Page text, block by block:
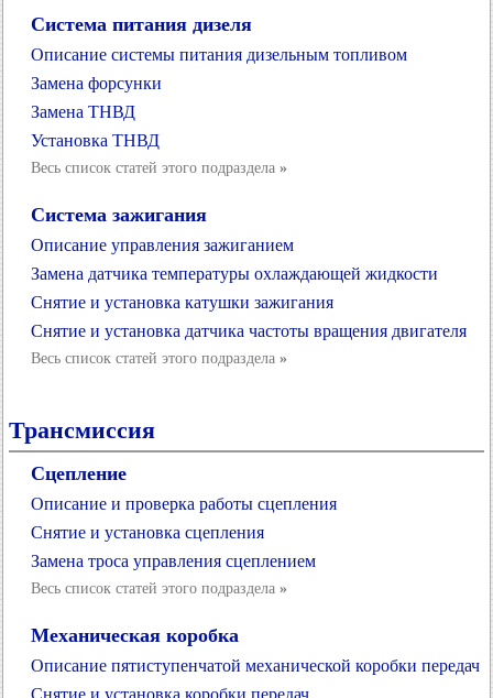
Система питания дизеля
Описание системы питания дизельным топливом
Замена форсунки
Замена ТНВД
Установка ТНВД
Весь список статей этого подраздела »
Система зажигания
Описание управления зажиганием
Замена датчика температуры охлаждающей жидкости
Снятие и установка катушки зажигания
Снятие и установка датчика частоты вращения двигателя
Весь список статей этого подраздела »
Трансмиссия
Сцепление
Описание и проверка работы сцепления
Снятие и установка сцепления
Замена троса управления сцеплением
Весь список статей этого подраздела »
Механическая коробка
Описание пятиступенчатой механической коробки передач
Снятие и установка коробки передач